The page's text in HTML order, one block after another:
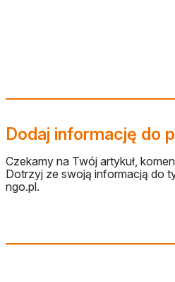
Dodaj informację do
Czekamy na Twój artykuł,
Dotrzyj ze swoją informacją do
ngo.pl.